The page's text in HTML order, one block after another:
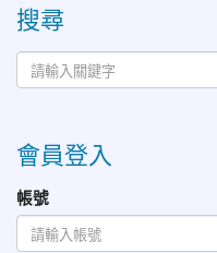
搜尋
會員登入
帳號